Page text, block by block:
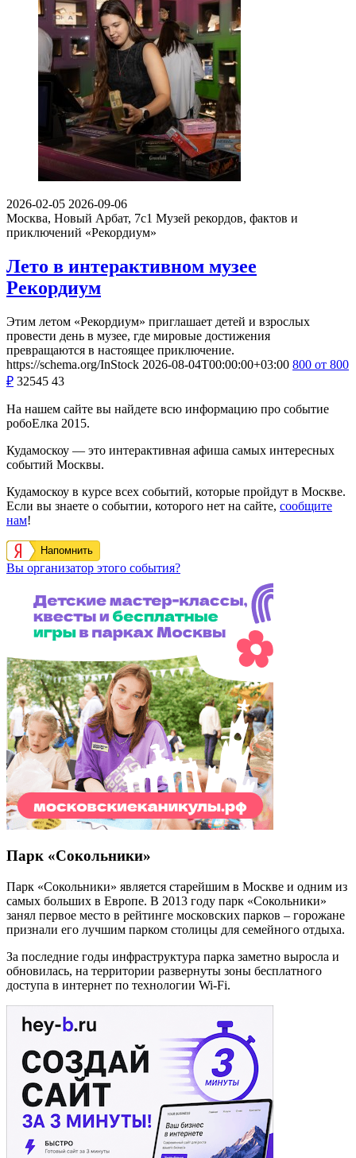
2026-02-05 2026-09-06
Москва, Новый Арбат, 7с1 Музей рекордов, фактов и
приключений «Рекордиум»
Лето в интерактивном музее
Рекордиум
Этим летом «Рекордиум» приглашает детей и взрослых
провести день в музее, где мировые достижения
превращаются в настоящее приключение.
https://schema.org/InStock 2026-08-04T00:00:00+03:00 800 от 800
₽ 32545 43
На нашем сайте вы найдете всю информацию про событие
робоЕлка 2015.
Кудамоскоу — это интерактивная афиша самых интересных
событий Москвы.
Кудамоскоу в курсе всех событий, которые пройдут в Москве.
Если вы знаете о событии, которого нет на сайте, сообщите
нам!
Напомнить
Вы организатор этого события?
Парк «Сокольники»
Парк «Сокольники» является старейшим в Москве и одним из
самых больших в Европе. В 2013 году парк «Сокольники»
занял первое место в рейтинге московских парков – горожане
признали его лучшим парком столицы для семейного отдыха.
За последние годы инфраструктура парка заметно выросла и
обновилась, на территории развернуты зоны бесплатного
доступа в интернет по технологии Wi-Fi.